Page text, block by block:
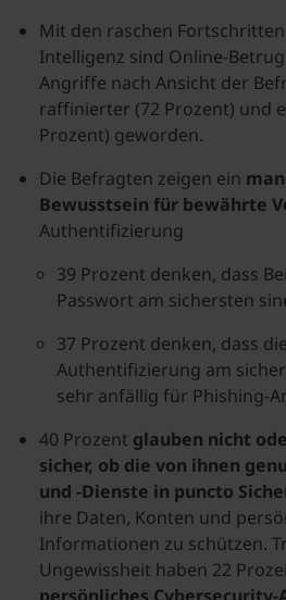
Mit den raschen
Intelligenz sind Online-
Angriffe nach Ansicht der
raffinierter (72 Prozent) und
Prozent) geworden.
Die Befragten zeigen ein
Bewusstsein für bewährte
Authentifizierung
39 Prozent denken, dass
Passwort am sichersten
37 Prozent denken, dass
Authentifizierung am
sehr anfällig für Phishing-
40 Prozent glauben nicht
sicher, ob die von ihnen
und -Dienste in puncto
ihre Daten, Konten und
Informationen zu schützen.
Ungewissheit haben 22